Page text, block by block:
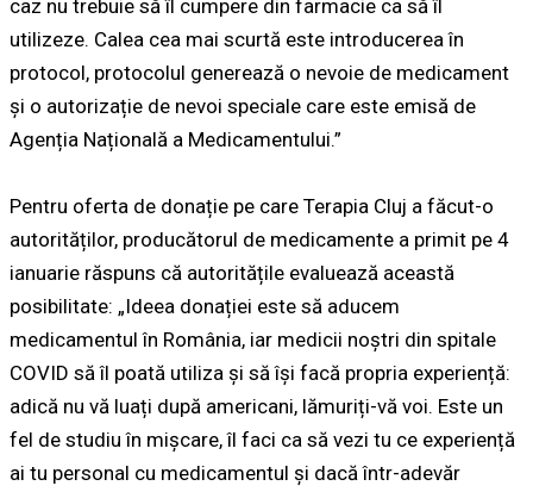
caz nu trebuie să îl cumpere din farmacie ca să îl
utilizeze. Calea cea mai scurtă este introducerea în
protocol, protocolul generează o nevoie de medicament
și o autorizație de nevoi speciale care este emisă de
Agenția Națională a Medicamentului.”
Pentru oferta de donație pe care Terapia Cluj a făcut-o
autorităților, producătorul de medicamente a primit pe 4
ianuarie răspuns că autoritățile evaluează această
posibilitate: „Ideea donației este să aducem
medicamentul în România, iar medicii noștri din spitale
COVID să îl poată utiliza și să își facă propria experiență:
adică nu vă luați după americani, lămuriți-vă voi. Este un
fel de studiu în mișcare, îl faci ca să vezi tu ce experiență
ai tu personal cu medicamentul și dacă într-adevăr